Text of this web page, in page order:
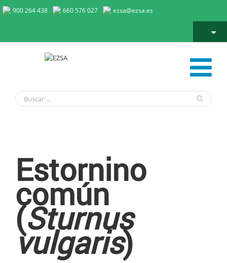
900 264 438 660 576 027 ezsa@ezsa.es
Estornino
común
(Sturnus
vulgaris)